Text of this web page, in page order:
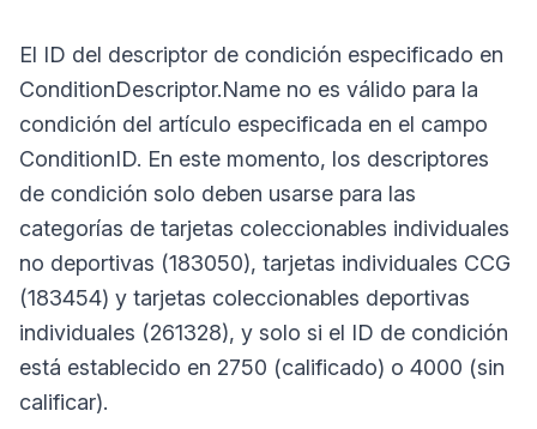
El ID del descriptor de condición especificado en
ConditionDescriptor.Name no es válido para la
condición del artículo especificada en el campo
ConditionID. En este momento, los descriptores
de condición solo deben usarse para las
categorías de tarjetas coleccionables individuales
no deportivas (183050), tarjetas individuales CCG
(183454) y tarjetas coleccionables deportivas
individuales (261328), y solo si el ID de condición
está establecido en 2750 (calificado) o 4000 (sin
calificar).